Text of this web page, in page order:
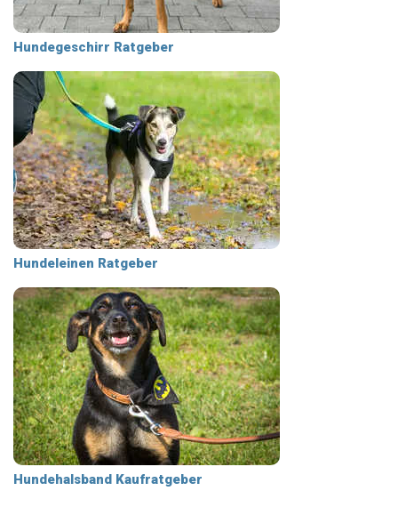
Hundegeschirr Ratgeber
Hundeleinen Ratgeber
Hundehalsband Kaufratgeber